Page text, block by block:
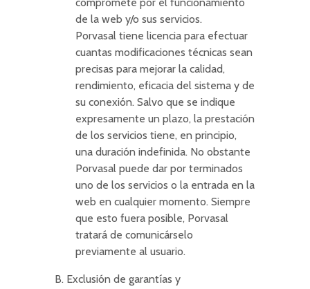
de la web y/o sus servicios.
Porvasal tiene licencia para efectuar
cuantas modificaciones técnicas sean
precisas para mejorar la calidad,
rendimiento, eficacia del sistema y de
su conexión. Salvo que se indique
expresamente un plazo, la prestación
de los servicios tiene, en principio,
una duración indefinida. No obstante
Porvasal puede dar por terminados
uno de los servicios o la entrada en la
web en cualquier momento. Siempre
que esto fuera posible, Porvasal
tratará de comunicárselo
previamente al usuario.
B. Exclusión de garantías y